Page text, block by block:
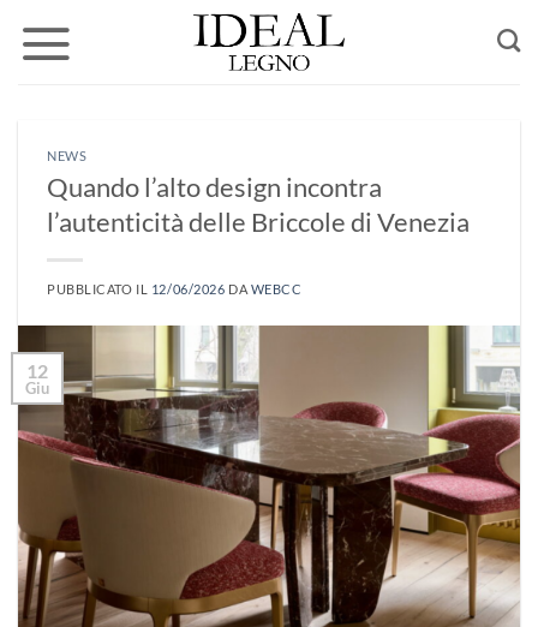
NEWS
Quando l’alto design incontra
l’autenticità delle Briccole di Venezia
PUBBLICATO IL 12/06/2026 DA WEBCC
12
Giu